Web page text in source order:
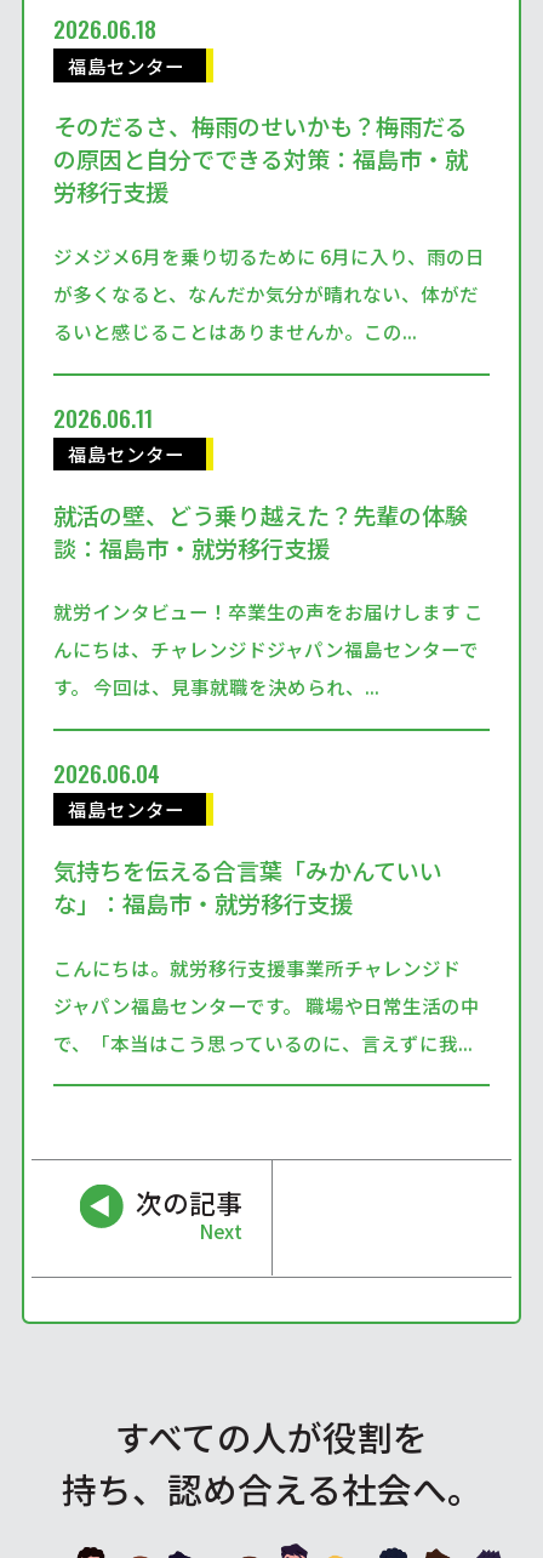
2026.06.18
福島センター
そのだるさ、梅雨のせいかも？梅雨だる
の原因と自分でできる対策：福島市・就
労移行支援
ジメジメ6月を乗り切るために 6月に入り、雨の日
が多くなると、なんだか気分が晴れない、体がだ
るいと感じることはありませんか。この...
2026.06.11
福島センター
就活の壁、どう乗り越えた？先輩の体験
談：福島市・就労移行支援
就労インタビュー！卒業生の声をお届けします こ
んにちは、チャレンジドジャパン福島センターで
す。 今回は、見事就職を決められ、...
2026.06.04
福島センター
気持ちを伝える合言葉「みかんていい
な」：福島市・就労移行支援
こんにちは。就労移行支援事業所チャレンジド
ジャパン福島センターです。 職場や日常生活の中
で、「本当はこう思っているのに、言えずに我...
次の記事
Next
すべての人が役割を
持ち、認め合える社会へ。